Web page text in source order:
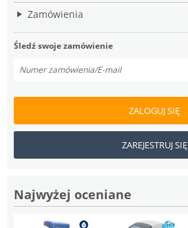
Zamówienia
Śledź swoje zamówienie
ZALOGUJ SIĘ
ZAREJESTRUJ SIĘ
Najwyżej oceniane